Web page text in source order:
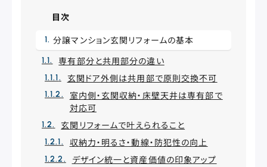
目次
分譲マンション玄関リフォームの基本
専有部分と共用部分の違い
玄関ドア外側は共用部で原則交換不可
室内側・玄関収納・床壁天井は専有部で
対応可
玄関リフォームで叶えられること
収納力・明るさ・動線・防犯性の向上
デザイン統一と資産価値の印象アップ